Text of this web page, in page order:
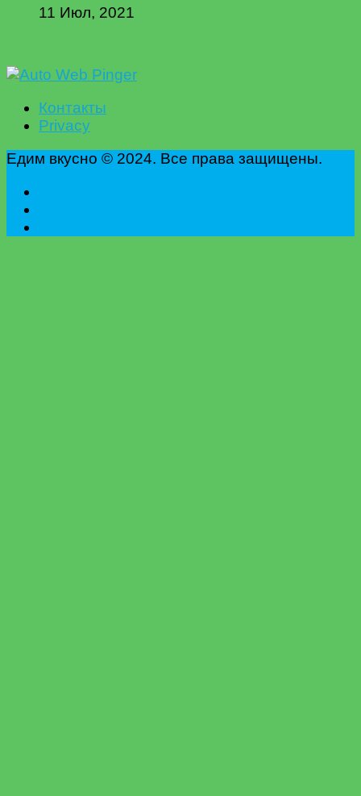
11 Июл, 2021
Контакты
Privacy
Едим вкусно © 2024. Все права защищены.